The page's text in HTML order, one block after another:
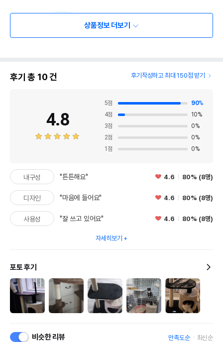
상품정보 더보기
후기 총 10건 후기작성하고 최대 150점 받기
4.8
5점 90%
4점 10%
3점 0%
2점 0%
1 점 0%
내구성 "튼튼해요" 4.6 80% (8명)
디자인 "마음에 들어요" 4.6 80% (8명)
사용성 "잘 쓰고 있어요" 4.6 80% (8명)
자세히보기
포토 후기
비슷한 리뷰 만족도순 최신순